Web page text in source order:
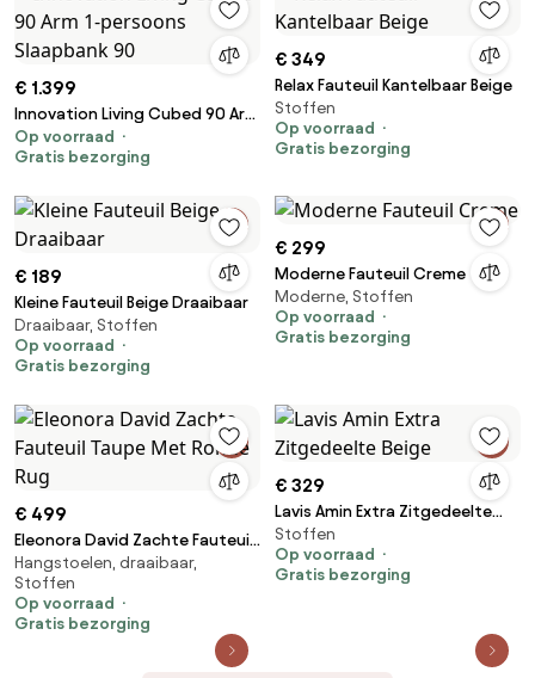
€ 1.399
Innovation Living Cubed 90 Arm
1-persoons Slaapbank 90
Op voorraad
Gratis bezorging
€ 349
Relax Fauteuil Kantelbaar Beige
Stoffen
Op voorraad
Gratis bezorging
€ 189
Kleine Fauteuil Beige Draaibaar
Draaibaar, Stoffen
Op voorraad
Gratis bezorging
€ 299
Moderne Fauteuil Creme
Moderne, Stoffen
Op voorraad
Gratis bezorging
€ 499
Eleonora David Zachte Fauteuil
Taupe Met Ronde Rug
Hangstoelen, draaibaar,
Stoffen
Op voorraad
Gratis bezorging
€ 329
Lavis Amin Extra Zitgedeelte
Beige
Stoffen
Op voorraad
Gratis bezorging